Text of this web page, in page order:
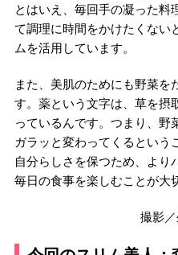
とはいえ、毎回手の凝った料
て調理に時間をかけたくない
ムを活用しています。
また、美肌のためにも野菜を
す。薬という文字は、草を摂
っているんです。つまり、野
ガラッと変わってくるという
自分らしさを保つため、より
毎日の食事を楽しむことが大
撮影